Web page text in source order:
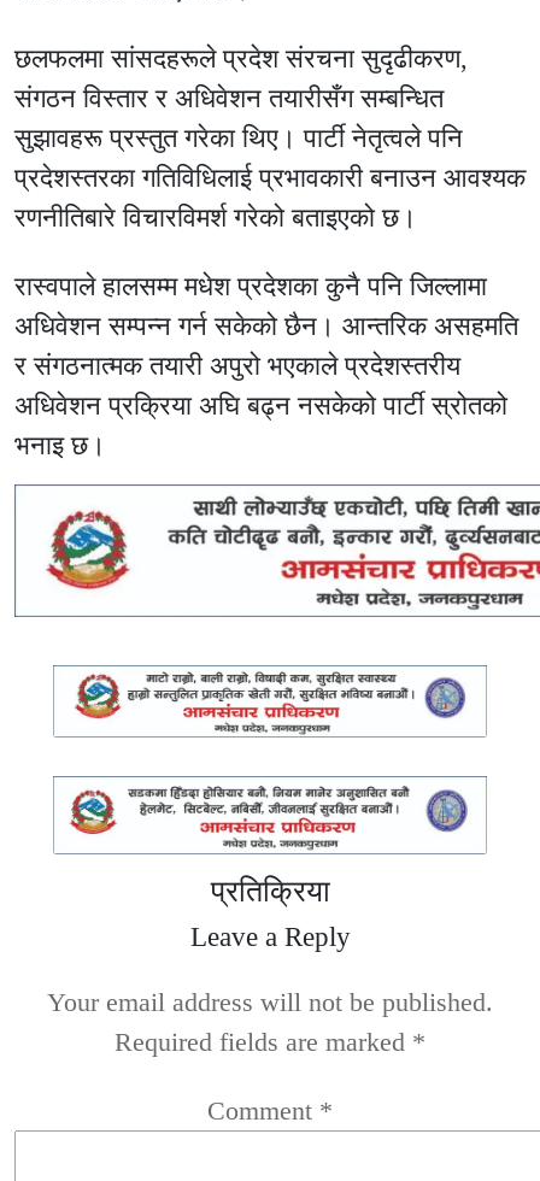
छलफलमा सांसदहरूले प्रदेश संरचना सुदृढीकरण,
संगठन विस्तार र अधिवेशन तयारीसँग सम्बन्धित
सुझावहरू प्रस्तुत गरेका थिए। पार्टी नेतृत्वले पनि
प्रदेशस्तरका गतिविधिलाई प्रभावकारी बनाउन आवश्यक
रणनीतिबारे विचारविमर्श गरेको बताइएको छ।
रास्वपाले हालसम्म मधेश प्रदेशका कुनै पनि जिल्लामा
अधिवेशन सम्पन्न गर्न सकेको छैन। आन्तरिक असहमति
र संगठनात्मक तयारी अपुरो भएकाले प्रदेशस्तरीय
अधिवेशन प्रक्रिया अघि बढ्न नसकेको पार्टी स्रोतको
भनाइ छ।
प्रतिक्रिया
Leave a Reply
Your email address will not be published.
Required fields are marked *
Comment *